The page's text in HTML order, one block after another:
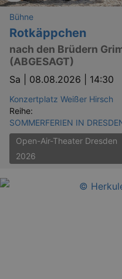
Bühne
Rotkäppchen
nach den Brüdern
(ABGESAGT)
Sa | 08.08.2026 | 14:30
Konzertplatz Weißer Hirsch
Reihe:
SOMMERFERIEN IN
Open-Air-Theater Dresden
2026